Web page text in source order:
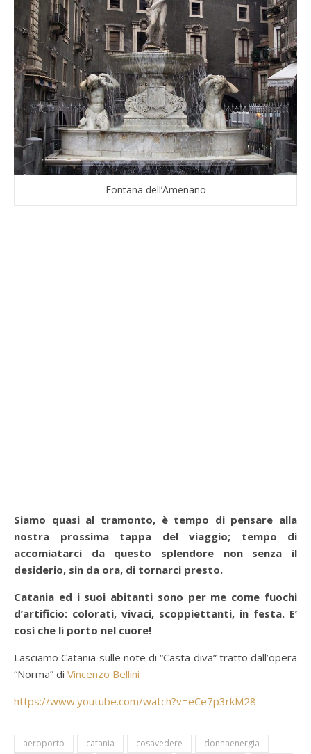
Fontana dell’Amenano
Siamo quasi al tramonto, è tempo di pensare alla
nostra prossima tappa del viaggio; tempo di
accomiatarci da questo splendore non senza il
desiderio, sin da ora, di tornarci presto.
Catania ed i suoi abitanti sono per me come fuochi
d’artificio: colorati, vivaci, scoppiettanti, in festa. E’
così che li porto nel cuore!
Lasciamo Catania sulle note di “Casta diva” tratto dall’opera
“Norma” di Vincenzo Bellini
https://www.youtube.com/watch?v=eCe7p3rkM28
aeroporto catania cosavedere
donnaenergia